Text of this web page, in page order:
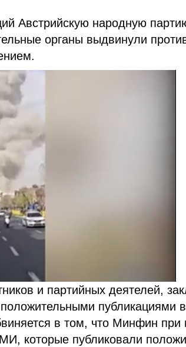
Австрийскую народную
органы выдвинули
и партийных деятелей,
публикациями
в том, что Минфин
которые публиковали